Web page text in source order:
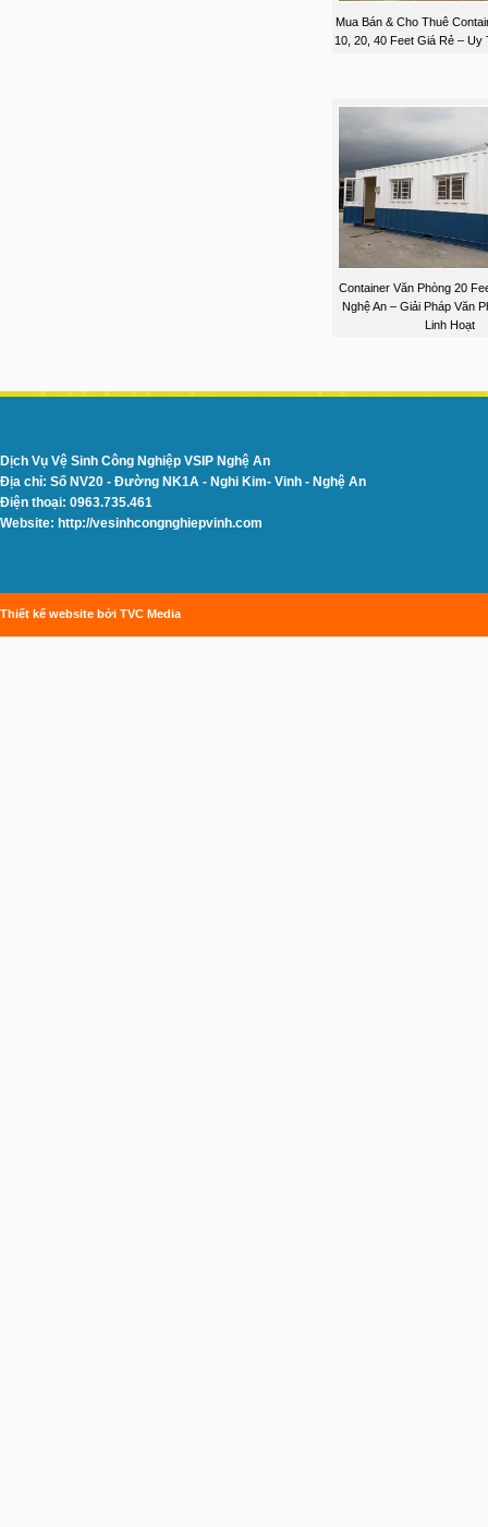
Mua Bán & Cho Thuê
10, 20, 40 Feet Giá Rẻ – Uy
Container Văn Phòng 20
Nghệ An – Giải Pháp Văn
Linh Hoạt
Dịch Vụ Vệ Sinh Công Nghiệp VSIP Nghệ An
Địa chỉ: Số NV20 - Đường NK1A - Nghi Kim- Vinh - Nghệ An
Điện thoại: 0963.735.461
Website: http://vesinhcongnghiepvinh.com
Thiết kế website bởi TVC Media